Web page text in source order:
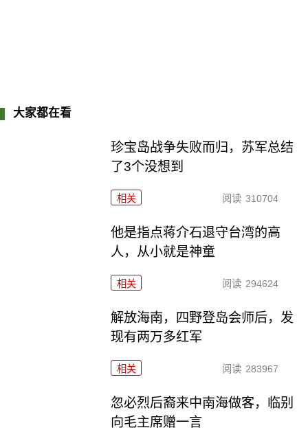
大家都在看
珍宝岛战争失败而归，苏军总结
了3个没想到
相关 阅读 310704
他是指点蒋介石退守台湾的高
人，从小就是神童
相关 阅读 294624
解放海南，四野登岛会师后，发
现有两万多红军
相关 阅读 283967
忽必烈后裔来中南海做客，临别
向毛主席赠一言